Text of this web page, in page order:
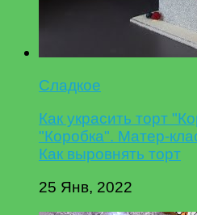
Сладкое
Как украсить торт
"Коробка". Матер-
Как выровнять торт
25 Янв, 2022